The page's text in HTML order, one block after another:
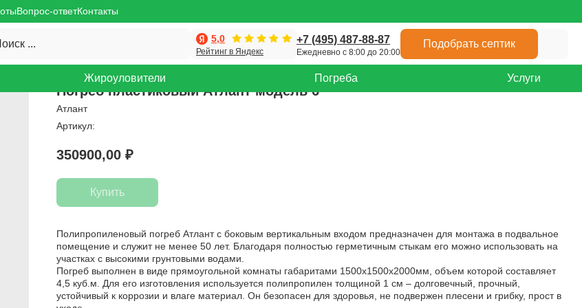
Вопрос-ответКонтакты
...
Рейтинг в Яндекс
5,0 +7 (495) 487-88-87
Ежедневно с 8:00 до 20:00
Подобрать септик
Жироуловители Погреба Услуги
Погреб пластиковый Атлант модель 6
Атлант
Артикул:
350900,00 ₽
Купить
Полипропиленовый погреб Атлант с боковым вертикальным входом предназначен для монтажа в подвальное
помещение и служит не менее 50 лет. Благодаря полностью герметичным стыкам его можно использовать на
участках с высокими грунтовыми водами.
Погреб выполнен в виде прямоугольной комнаты габаритами 1500х1500х2000мм, объем которой составляет
4,5 куб.м. Для его изготовления используется полипропилен толщиной 1 см – долговечный, прочный,
устойчивый к коррозии и влаге материал. Он безопасен для здоровья, не подвержен плесени и грибку, прост в